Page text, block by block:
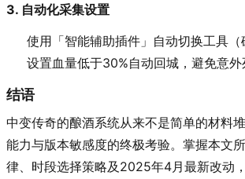
3. 自动化采集设置
使用「智能辅助插件」自动切换工具（
设置血量低于30%自动回城，避免意
结语
中变传奇的酿酒系统从来不是简单的材料
能力与版本敏感度的终极考验。掌握本文
律、时段选择策略及2025年4月最新改动